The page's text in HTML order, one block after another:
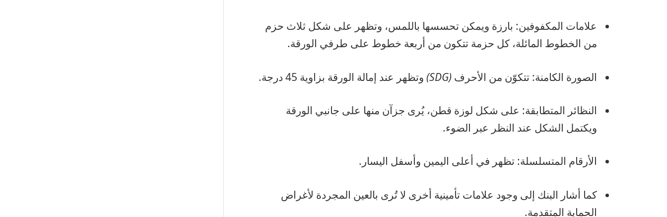
علامات المكفوفين: بارزة ويمكن تحسسها باللمس، وتظهر على شكل ثلاث حزم
من الخطوط المائلة، كل حزمة تتكون من أربعة خطوط على طرفي الورقة.
الصورة الكامنة: تتكوّن من الأحرف (SDG) وتظهر عند إمالة الورقة بزاوية 45 درجة.
النظائر المتطابقة: على شكل لوزة قطن، يُرى جزآن منها على جانبي الورقة
ويكتمل الشكل عند النظر عبر الضوء.
الأرقام المتسلسلة: تظهر في أعلى اليمين وأسفل اليسار.
كما أشار البنك إلى وجود علامات تأمينية أخرى لا تُرى بالعين المجردة لأغراض
الحماية المتقدمة.